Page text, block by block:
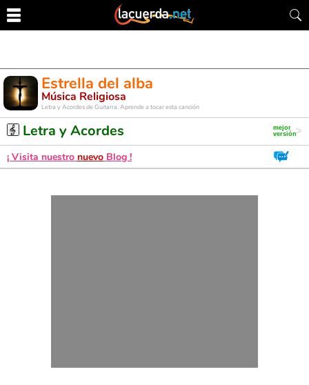
Estrella del alba
Música Religiosa
Letra y Acordes de Guitarra. Aprende a tocar esta canción
Letra y Acordes
¡ Visita nuestro nuevo Blog !